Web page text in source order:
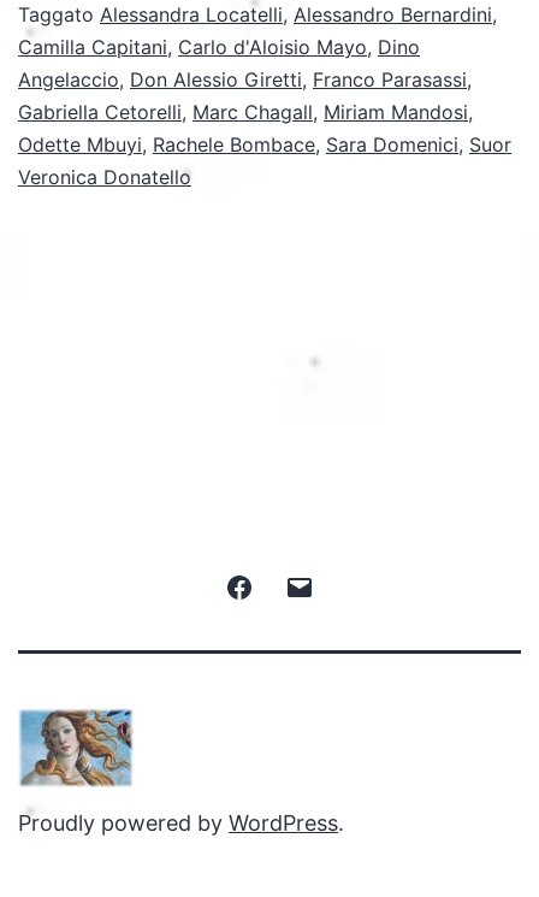
Chagall
fruibile
da
tutti:
Taggato Alessandra Locatelli, Alessandro Bernardini,
Camilla Capitani, Carlo d'Aloisio Mayo, Dino
Angelaccio, Don Alessio Giretti, Franco Parasassi,
Gabriella Cetorelli, Marc Chagall, Miriam Mandosi,
Odette Mbuyi, Rachele Bombace, Sara Domenici, Suor
Veronica Donatello
Facebook
Proudly powered by WordPress.